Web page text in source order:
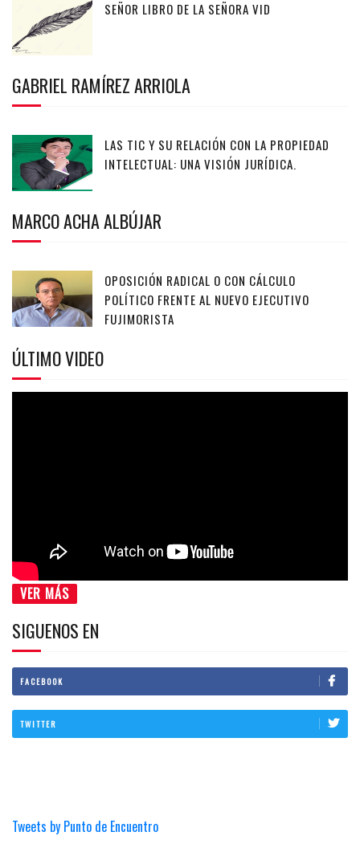
SEÑOR LIBRO DE LA SEÑORA VID
GABRIEL RAMÍREZ ARRIOLA
LAS TIC Y SU RELACIÓN CON LA PROPIEDAD
INTELECTUAL: UNA VISIÓN JURÍDICA.
MARCO ACHA ALBÚJAR
OPOSICIÓN RADICAL O CON CÁLCULO
POLÍTICO FRENTE AL NUEVO EJECUTIVO
FUJIMORISTA
ÚLTIMO VIDEO
VER MÁS
SIGUENOS EN
FACEBOOK
TWITTER
Tweets by Punto de Encuentro